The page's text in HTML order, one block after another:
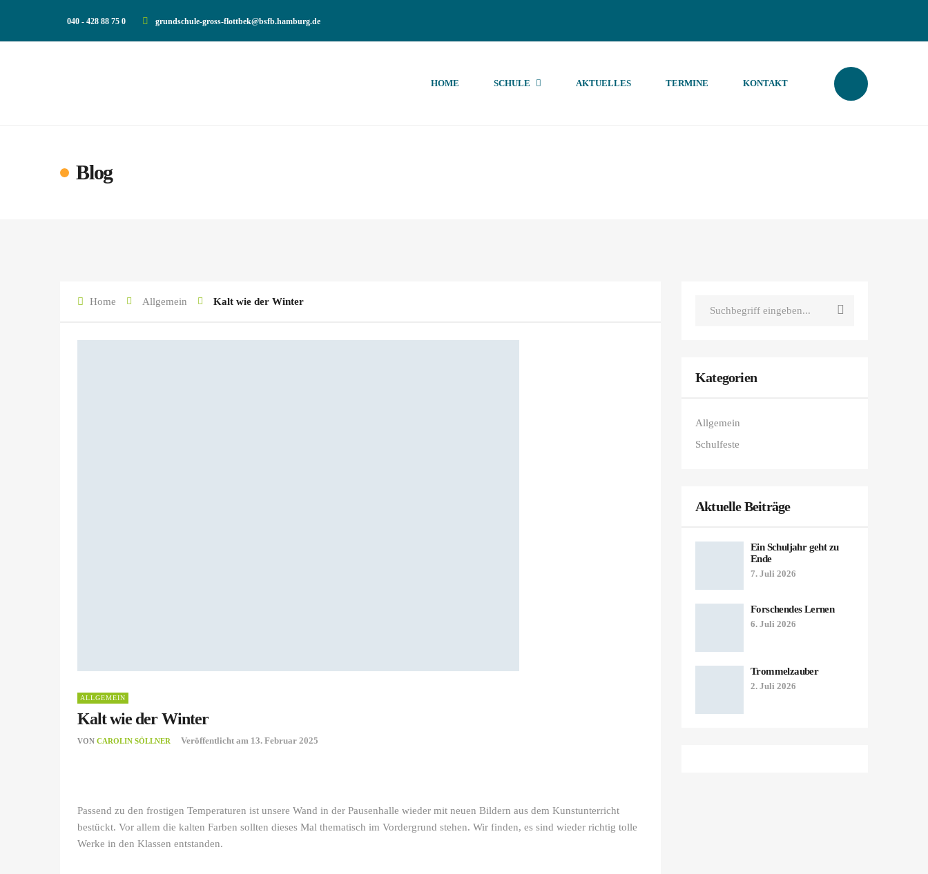
040 - 428 88 75 0 grundschule-gross-flottbek@bsfb.hamburg.de
HOME SCHULE AKTUELLES TERMINE KONTAKT
Blog
Home Allgemein Kalt wie der Winter
ALLGEMEIN
Kalt wie der Winter
VON CAROLIN SÖLLNER Veröffentlicht am 13. Februar 2025
Passend zu den frostigen Temperaturen ist unsere Wand in der Pausenhalle wieder mit neuen Bildern aus dem Kunstunterricht
bestückt. Vor allem die kalten Farben sollten dieses Mal thematisch im Vordergrund stehen. Wir finden, es sind wieder richtig tolle
Werke in den Klassen entstanden.
Kategorien
Allgemein
Schulfeste
Aktuelle Beiträge
Ein Schuljahr geht zu
Ende
7. Juli 2026
Forschendes Lernen
6. Juli 2026
Trommelzauber
2. Juli 2026